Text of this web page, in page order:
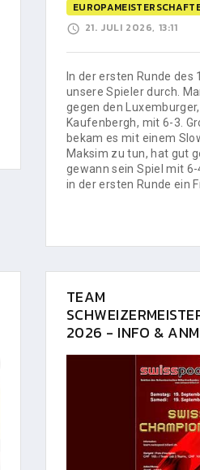
21. JULI 2026, 13:11
In der ersten Runde des
unsere Spieler durch.
gegen den
Kaufenbergh, mit 6-3.
bekam es mit einem
Maksim zu tun, hat gut
gewann sein Spiel mit
in der ersten Runde ein
TEAM
2026 - INFO &